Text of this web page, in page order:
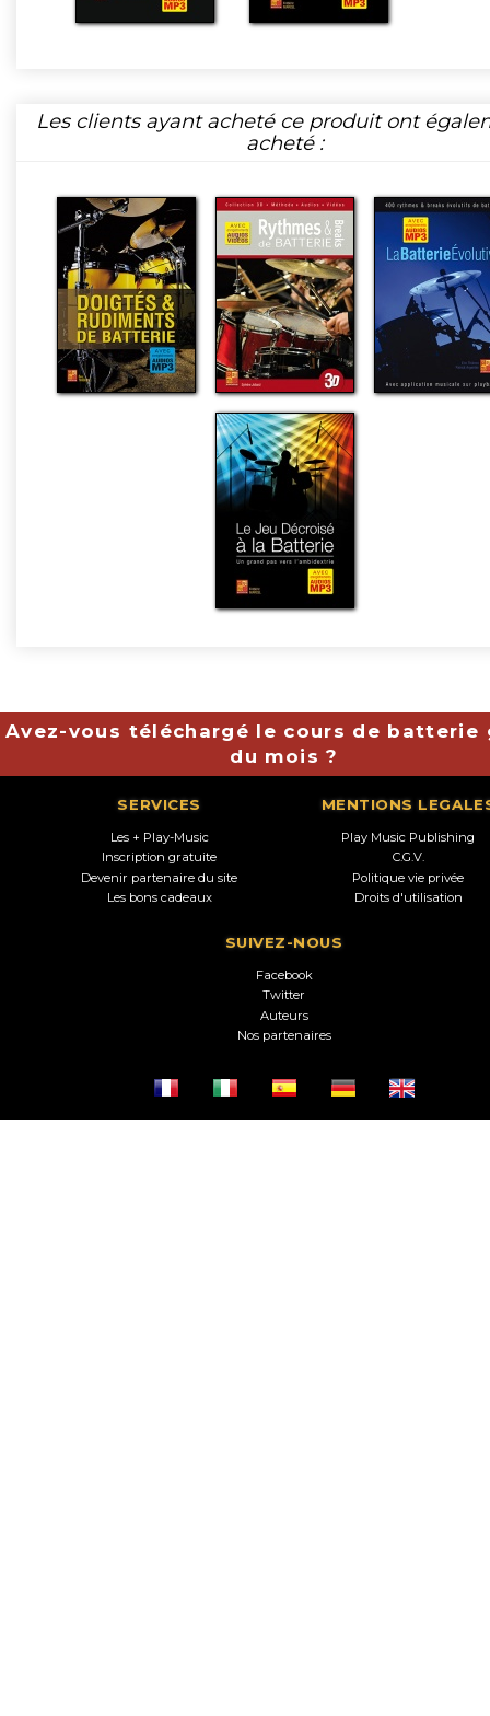
Les clients ayant acheté ce produit ont
acheté :
Avez-vous téléchargé le cours de batterie
du mois ?
SERVICES
Les + Play-Music
Inscription gratuite
Devenir partenaire du site
Les bons cadeaux
MENTIONS
Play Music Publishing
C.G.V.
Politique vie privée
Droits d'utilisation
SUIVEZ-NOUS
Facebook
Twitter
Auteurs
Nos partenaires